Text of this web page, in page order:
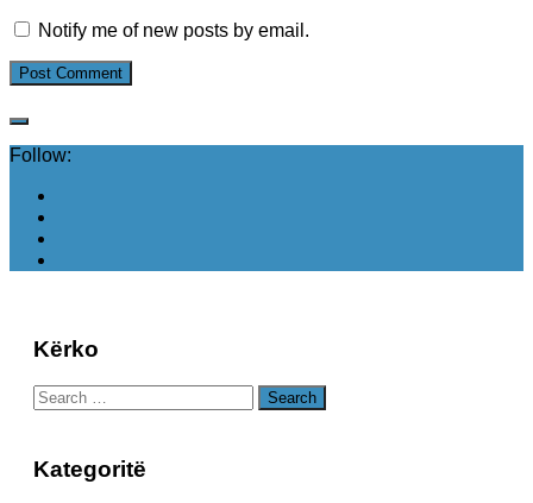
Notify me of new posts by email.
Follow:
Kërko
Search
for:
Kategoritë